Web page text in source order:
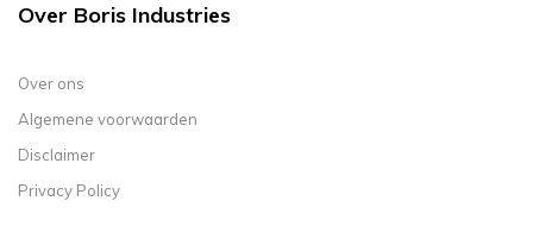
Over Boris Industries
Over ons
Algemene voorwaarden
Disclaimer
Privacy Policy